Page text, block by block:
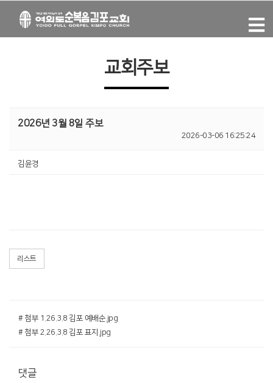
교회주보
2026년 3월 8일 주보
2026-03-06 16:25:24
김윤경
리스트
# 첨부 1.26.3.8 김포 예배순.jpg
# 첨부 2.26.3.8 김포 표지.jpg
댓글